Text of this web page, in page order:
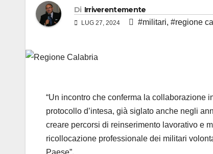
Di Irriverentemente
LUG 27, 2024 #militari, #regione
“Un incontro che conferma la collaborazione
protocollo d’intesa, già siglato anche negli
creare percorsi di reinserimento lavorativo e
ricollocazione professionale dei militari